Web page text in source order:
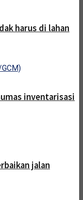
harus di lahan
inventarisasi
jalan